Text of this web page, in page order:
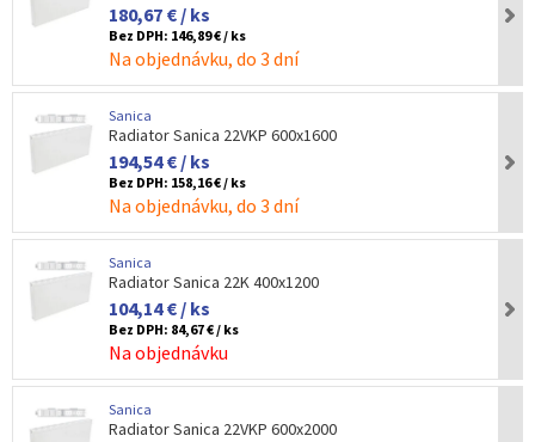
180,67 € / ks
Bez DPH: 146,89 € / ks
Na objednávku, do 3 dní
Sanica
Radiator Sanica 22VKP 600x1600
194,54 € / ks
Bez DPH: 158,16 € / ks
Na objednávku, do 3 dní
Sanica
Radiator Sanica 22K 400x1200
104,14 € / ks
Bez DPH: 84,67 € / ks
Na objednávku
Sanica
Radiator Sanica 22VKP 600x2000